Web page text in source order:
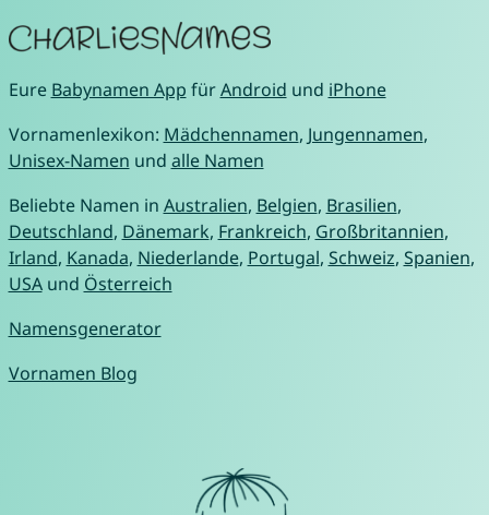
Eure Babynamen App fürAndroid und iPhone
Vornamenlexikon: Mädchennamen, Jungennamen,
Unisex-Namen und alle Namen
Beliebte Namen in Australien, Belgien, Brasilien,
Deutschland, Dänemark, Frankreich, Großbritannien,
Irland, Kanada, Niederlande, Portugal, Schweiz, Spanien,
USAund Österreich
Namensgenerator
Vornamen Blog